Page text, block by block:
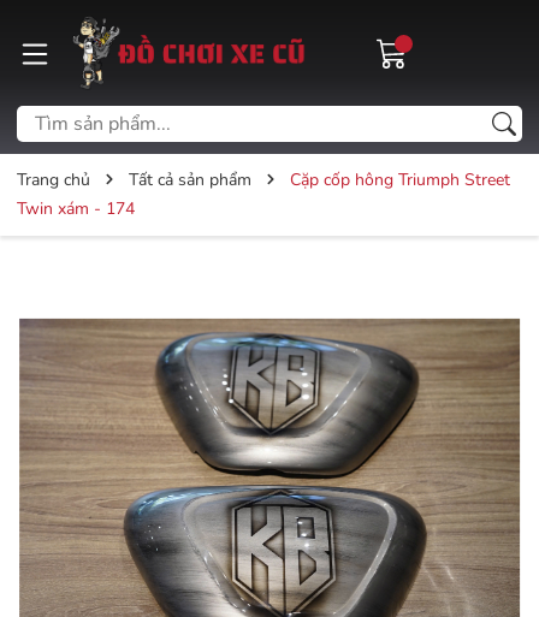
Trang chủ Tất cả sản phẩm
Cặp cốp hông Triumph Street
Twin xám - 174